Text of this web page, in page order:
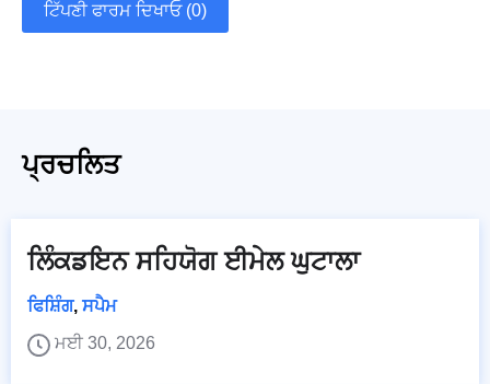
ਟਿੱਪਣੀ ਫਾਰਮ ਦਿਖਾਓ (0)
ਪ੍ਰਚਲਿਤ
ਲਿੰਕਡਇਨ ਸਹਿਯੋਗ ਈਮੇਲ ਘੁਟਾਲਾ
ਫਿਸ਼ਿੰਗ, ਸਪੈਮ
ਮਈ 30, 2026